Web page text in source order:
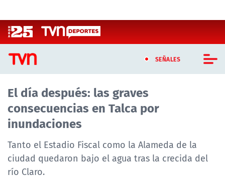
SEÑALES
CASTING MASTERCHEF CHILE
CASTING TVN VERTICAL
TVN VERTICAL
TVN PLAY
El día después: las graves
consecuencias en Talca por
inundaciones
Tanto el Estadio Fiscal como la Alameda de la
ciudad quedaron bajo el agua tras la crecida del
río Claro.